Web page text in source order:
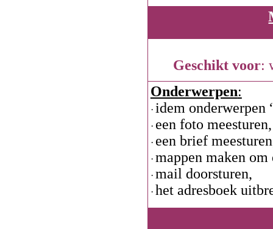
Geschikt voor:
Onderwerpen:
· idem onderwerpen
· een foto meesturen,
· een brief
· mappen maken
· mail doorsturen,
· het adresboek